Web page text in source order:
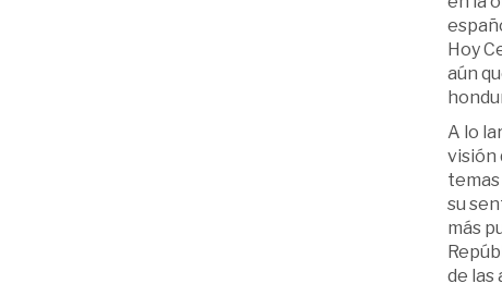
Hoy
aún
A lo
visión
temas
su
más
de las